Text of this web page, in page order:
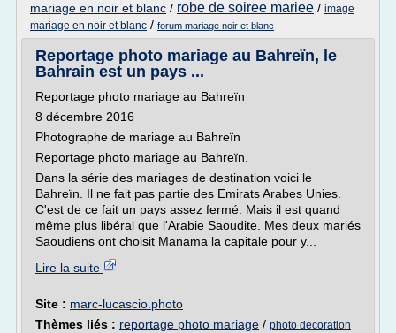
mariage en noir et blanc / robe de soiree mariee / image
mariage en noir et blanc / forum mariage noir et blanc
Reportage photo mariage au Bahreïn, le
Bahrain est un pays ...
Reportage photo mariage au Bahreïn
8 décembre 2016
Photographe de mariage au Bahreïn
Reportage photo mariage au Bahreïn.
Dans la série des mariages de destination voici le
Bahreïn. Il ne fait pas partie des Emirats Arabes Unies.
C'est de ce fait un pays assez fermé. Mais il est quand
même plus libéral que l'Arabie Saoudite. Mes deux mariés
Saoudiens ont choisit Manama la capitale pour y...
Lire la suite
Site : marc-lucascio.photo
Thèmes liés : reportage photo mariage / photo decoration